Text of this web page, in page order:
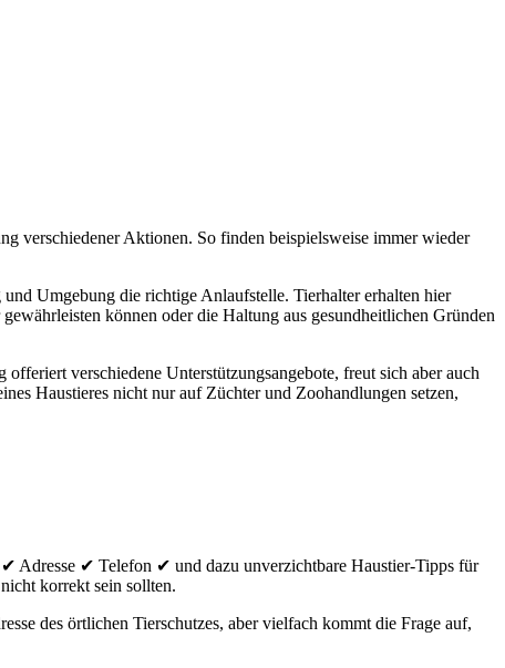
verschiedener Aktionen. So finden beispielsweise immer wieder
Umgebung die richtige Anlaufstelle. Tierhalter erhalten hier
können oder die Haltung aus gesundheitlichen Gründen
verschiedene Unterstützungsangebote, freut sich aber auch
Haustieres nicht nur auf Züchter und Zoohandlungen setzen,
Adresse ✔ Telefon ✔ und dazu unverzichtbare Haustier-Tipps für
korrekt sein sollten.
des örtlichen Tierschutzes, aber vielfach kommt die Frage auf,